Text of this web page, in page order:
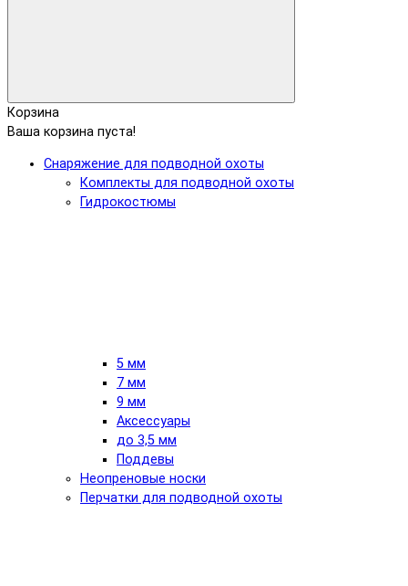
Корзина
Ваша корзина пуста!
Снаряжение для подводной охоты
Комплекты для подводной охоты
Гидрокостюмы
5 мм
7 мм
9 мм
Аксессуары
до 3,5 мм
Поддевы
Неопреновые носки
Перчатки для подводной охоты